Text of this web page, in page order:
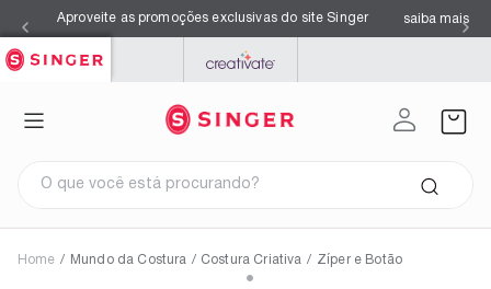
Aproveite as promoções exclusivas do site Singer saiba mais
MYSEWNET
Home / Mundo da Costura / Costura Criativa / Zíper e Botão